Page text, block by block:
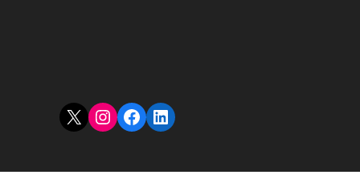
X Instagram
Facebook
LinkedIn